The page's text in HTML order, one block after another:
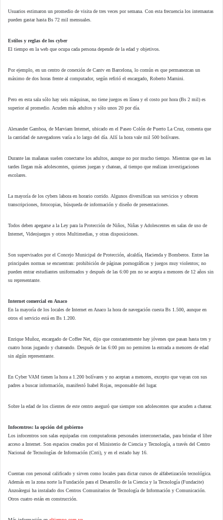
Usuarios estimaron un promedio de visita de tres veces por semana. Con esta frecuencia los internautas
pueden gastar hasta Bs 72 mil mensuales.
Estilos y reglas de los cyber
El tiempo en la web que ocupa cada persona depende de la edad y objetivos.
Por ejemplo, en un centro de conexión de Cantv en Barcelona, lo común es que permanezcan un
máximo de dos horas frente al computador, según refirió el encargado, Roberto Marnini.
Pero en esta sala sólo hay seis máquinas, no tiene juegos en línea y el costo por hora (Bs 2 mil) es
superior al promedio. Acuden más adultos y sólo unos 20 por día.
Alexander Gamboa, de Marviam Internet, ubicado en el Paseo Colón de Puerto La Cruz, comenta que
la cantidad de navegadores varía a lo largo del día. Allí la hora vale mil 500 bolívares.
Durante las mañanas suelen conectarse los adultos, aunque no por mucho tiempo. Mientras que en las
tardes llegan más adolescentes, quienes juegan y chatean, al tiempo que realizan investigaciones
escolares.
La mayoría de los cybers labora en horario corrido. Algunos diversifican sus servicios y ofrecen
transcripciones, fotocopias, búsqueda de información y diseño de presentaciones.
Todos deben apegarse a la Ley para la Protección de Niños, Niñas y Adolescentes en salas de uso de
Internet, Videojuegos y otros Multimedias, y otras disposiciones.
Son supervisados por el Concejo Municipal de Protección, alcaldía, Hacienda y Bomberos. Entre las
principales normas se encuentran: prohibición de páginas pornográficas y juegos muy violentos; no
pueden entrar estudiantes uniformados y después de las 6:00 pm no se acepta a menores de 12 años sin
su representante.
Internet comercial en Anaco
En la mayoría de los locales de Internet en Anaco la hora de navegación cuesta Bs 1.500, aunque en
otros el servicio está en Bs 1.200.
Enrique Muñoz, encargado de Coffee Net, dijo que constantemente hay jóvenes que pasan hasta tres y
cuatro horas jugando y chateando. Después de las 6:00 pm no permiten la entrada a menores de edad
sin algún representante.
En Cyber VAM tienen la hora a 1.200 bolívares y no aceptan a menores, excepto que vayan con sus
padres a buscar información, manifestó Isabel Rojas, responsable del lugar.
Sobre la edad de los clientes de este centro aseguró que siempre son adolescentes que acuden a chatear.
Infocentros: la opción del gobierno
Los infocentros son salas equipadas con computadoras personales interconectadas, para brindar el libre
acceso a Internet. Son espacios creados por el Ministerio de Ciencia y Tecnología, a través del Centro
Nacional de Tecnologías de Información (Cnti), y en el estado hay 16.
Cuentan con personal calificado y sirven como locales para dictar cursos de alfabetización tecnológica.
Además en la zona norte la Fundación para el Desarrollo de la Ciencia y la Tecnología (Fundacite)
Anzoátegui ha instalado dos Centros Comunitarios de Tecnología de Información y Comunicación.
Otros cuatro están en construcción.